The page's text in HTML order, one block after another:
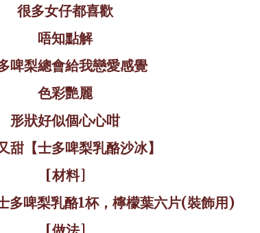
很多女仔都喜歡
唔知點解
啤梨總會給我戀愛感覺
色彩艷麗
形狀好似個心心咁
甜 【士多啤梨乳酪沙冰】
[材料]
多啤梨乳酪1杯，檸檬葉六片(裝飾用)